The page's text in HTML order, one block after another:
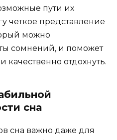
пути их
четкое представление
можно
сомнений, и поможет
качественно отдохнуть.
сна
сна важно даже для